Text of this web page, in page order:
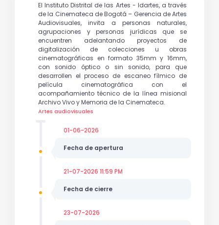
El Instituto Distrital de las Artes - Idartes, a través
de la Cinemateca de Bogotá – Gerencia de Artes
Audiovisuales, invita a personas naturales,
agrupaciones y personas jurídicas que se
encuentren adelantando proyectos de
digitalización de colecciones u obras
cinematográficas en formato 35mm y 16mm,
con sonido óptico o sin sonido, para que
desarrollen el proceso de escaneo fílmico de
película cinematográfica con el
acompañamiento técnico de la línea misional
Archivo Vivo y Memoria de la Cinemateca.
Artes audiovisuales
01-06-2026
Fecha de apertura
21-07-2026 11:59 PM
Fecha de cierre
23-07-2026